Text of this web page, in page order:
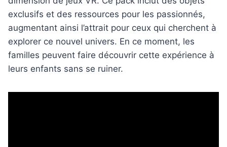
exclusifs et des ressources pour les passionnés,
augmentant ainsi l’attrait pour ceux qui cherchent à
explorer ce nouvel univers. En ce moment, les
familles peuvent faire découvrir cette expérience à
leurs enfants sans se ruiner.